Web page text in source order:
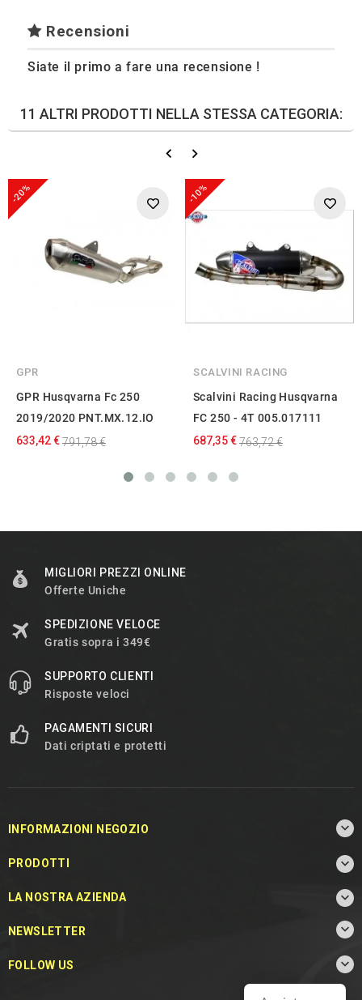
Recensioni
Siate il primo a fare una recensione !
11 ALTRI PRODOTTI NELLA STESSA CATEGORIA:
-20%
GPR
GPR Husqvarna Fc 250
2019/2020 PNT.MX.12.IO
633,42 €791,78 €
-10%
SCALVINI RACING
Scalvini Racing Husqvarna
FC 250 - 4T 005.017111
687,35 €763,72 €
MIGLIORI PREZZI ONLINE
Offerte Uniche
SPEDIZIONE VELOCE
Gratis sopra i 349€
SUPPORTO CLIENTI
Risposte veloci
PAGAMENTI SICURI
Dati criptati e protetti
INFORMAZIONI NEGOZIO 
PRODOTTI 
LA NOSTRA AZIENDA 
NEWSLETTER 
FOLLOW US 